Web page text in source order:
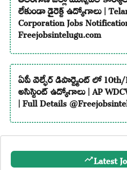
లేకుండా డైరెక్ట్ ఉద్యోగాలు |
Corporation Jobs
Freejobsintelugu.com
ఏపీ వెల్ఫేర్ డిపార్ట్మెంట్ లో
అసిస్టెంట్ ఉద్యోగాలు | AP
| Full Details
Latest